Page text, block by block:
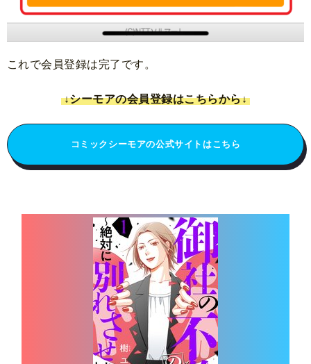
これで会員登録は完了です。
↓シーモアの会員登録はこちらから↓
コミックシーモアの公式サイトはこちら